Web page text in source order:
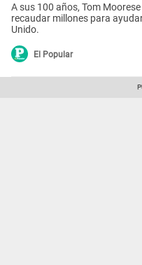
A sus 100 años, Tom
recaudar millones para
Unido.
El Popular